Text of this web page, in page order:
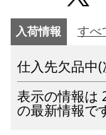
入荷情報 すべ
仕入先欠品中
表示の情報は
の最新情報で